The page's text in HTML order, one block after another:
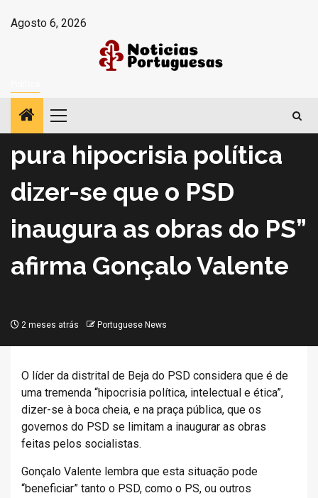
paraAgosto 6, 2026
Menu
principal
Rádio Castrense – “É
pura hipocrisia política
dizer-se que o PSD
inaugura as obras do PS”
afirma Gonçalo Valente
2 meses atrás Portuguese News
O líder da distrital de Beja do PSD considera que é de
uma tremenda “hipocrisia política, intelectual e ética”,
dizer-se à boca cheia, e na praça pública, que os
governos do PSD se limitam a inaugurar as obras
feitas pelos socialistas.
Gonçalo Valente lembra que esta situação pode
“beneficiar” tanto o PSD, como o PS, ou outros